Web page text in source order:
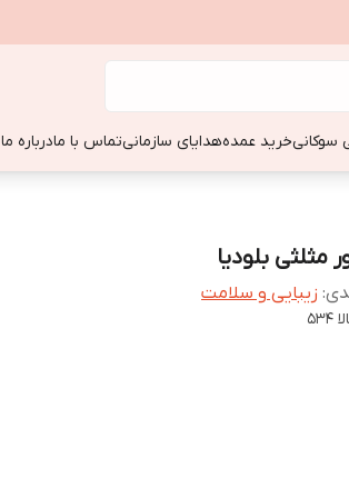
سوکانیخرید عمدههدایای سازمانیتماس با مادرباره ما
مثلثی بلودیا
: زیبایی و سلامت
534